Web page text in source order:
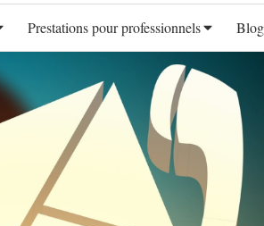
Prestations pour professionnels Blog